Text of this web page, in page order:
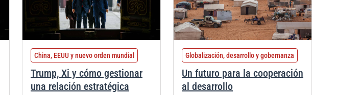
China, EEUU y nuevo orden mundial
Trump, Xi y cómo gestionar
una relación estratégica
Globalización, desarrollo y gobernanza
Un futuro para la cooperación
al desarrollo